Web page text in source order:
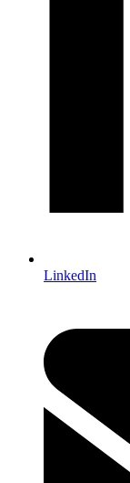
LinkedIn